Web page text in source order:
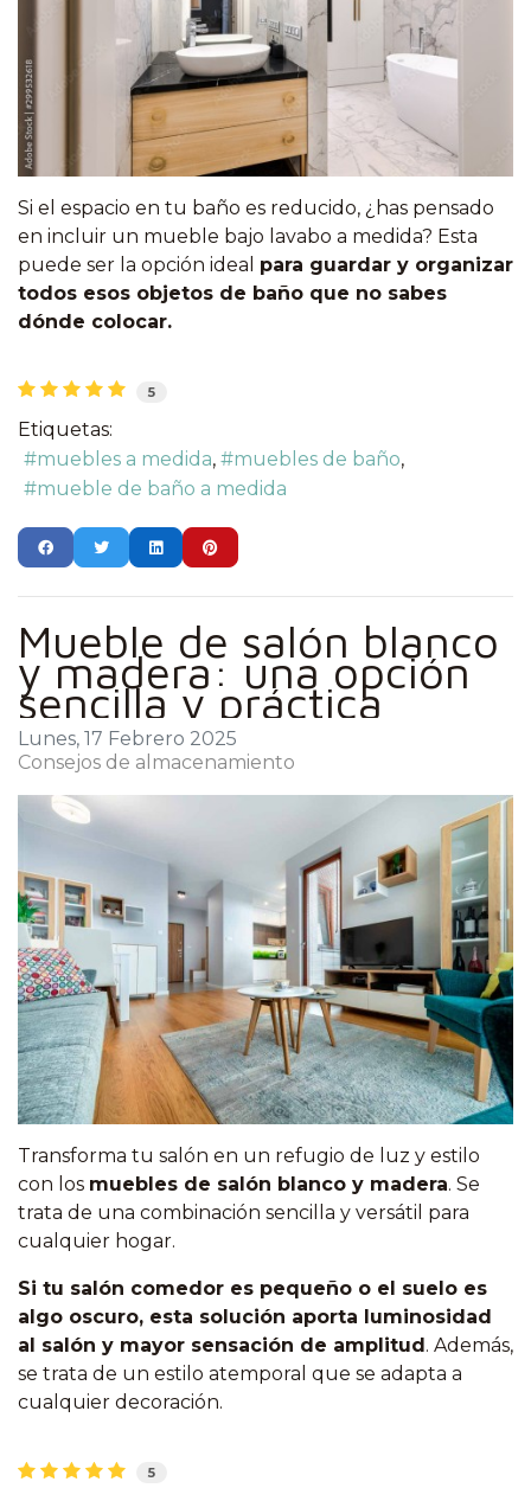
Si el espacio en tu baño es reducido, ¿has pensado
en incluir un mueble bajo lavabo a medida? Esta
puede ser la opción ideal para guardar y organizar
todos esos objetos de baño que no sabes
dónde colocar.
5
Etiquetas:
muebles a medida
muebles de baño
mueble de baño a medida
Mueble de salón blanco
y madera: una opción
sencilla y práctica
Lunes, 17 Febrero 2025
Consejos de almacenamiento
Transforma tu salón en un refugio de luz y estilo
con los muebles de salón blanco y madera. Se
trata de una combinación sencilla y versátil para
cualquier hogar.
Si tu salón comedor es pequeño o el suelo es
algo oscuro, esta solución aporta luminosidad
al salón y mayor sensación de amplitud . Además,
se trata de un estilo atemporal que se adapta a
cualquier decoración.
5